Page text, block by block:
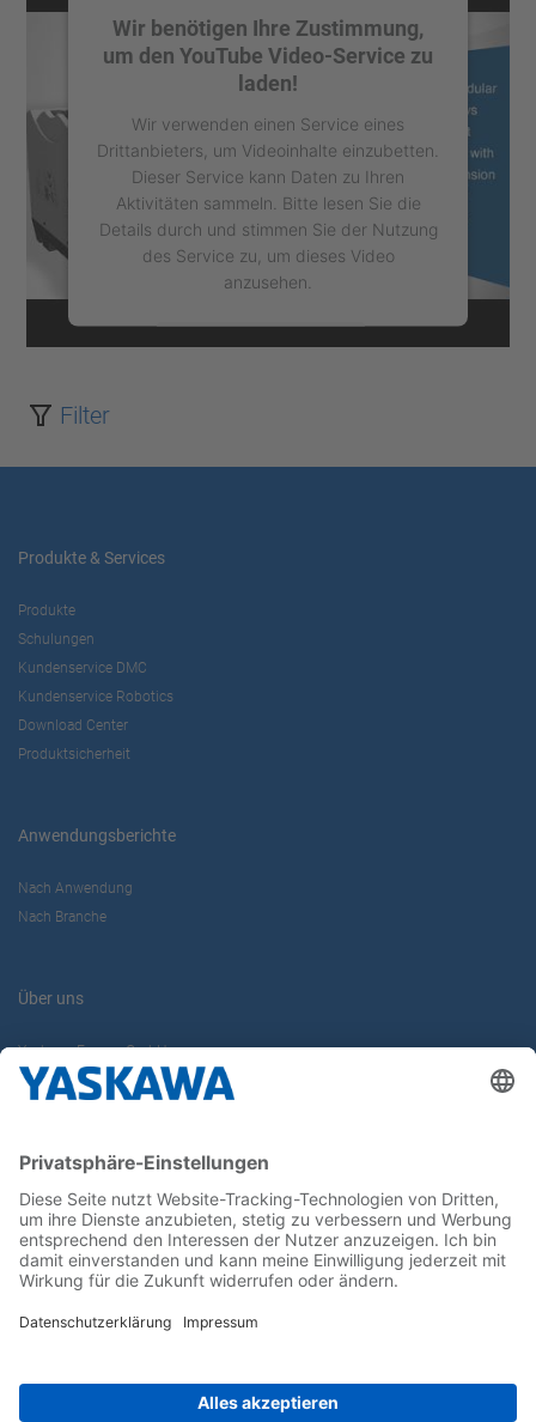
Wir benötigen Ihre Zustimmung,
um den YouTube Video-Service zu
laden!
Wir verwenden einen Service eines
Drittanbieters, um Videoinhalte einzubetten.
Dieser Service kann Daten zu Ihren
Aktivitäten sammeln. Bitte lesen Sie die
Details durch und stimmen Sie der Nutzung
des Service zu, um dieses Video
anzusehen.
Mehr Informationen
Filter
Produkte & Services
Produkte
Schulungen
Kundenservice DMC
Kundenservice Robotics
Download Center
Produktsicherheit
Anwendungsberichte
Nach Anwendung
Nach Branche
Über uns
Yaskawa Europe GmbH
Karriere
Newsletter
Follow us on...